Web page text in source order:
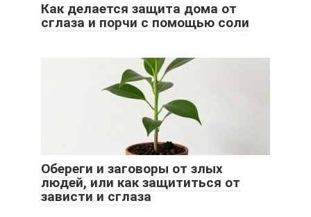
Как делается защита дома от
сглаза и порчи с помощью соли
Обереги и заговоры от злых
людей, или как защититься от
зависти и сглаза